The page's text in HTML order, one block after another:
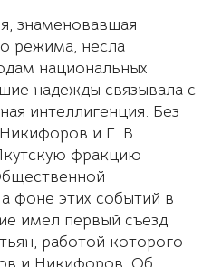
знаменовавшая
режима, несла
национальных
надежды связывала с
интеллигенция. Без
и Г. В.
фракцию
фоне этих событий в
имел первый съезд
работой которого